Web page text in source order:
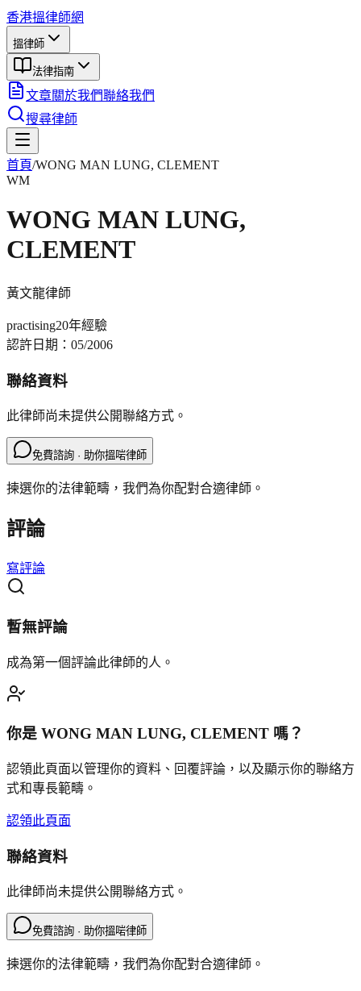
香港搵律師網
搵律師
法律指南
文章關於我們聯絡我們
搜尋律師
首頁/WONG MAN LUNG, CLEMENT
WM
WONG MAN LUNG,
CLEMENT
黃文龍律師
practising20年經驗
認許日期： 05/2006
聯絡資料
此律師尚未提供公開聯絡方式。
免費諮詢 · 助你搵啱律師
揀選你的法律範疇，我們為你配對合適律師。
評論
寫評論
暫無評論
成為第一個評論此律師的人。
你是 WONG MAN LUNG, CLEMENT 嗎？
認領此頁面以管理你的資料、回覆評論，以及顯示你的聯絡方
式和專長範疇。
認領此頁面
聯絡資料
此律師尚未提供公開聯絡方式。
免費諮詢 · 助你搵啱律師
揀選你的法律範疇，我們為你配對合適律師。